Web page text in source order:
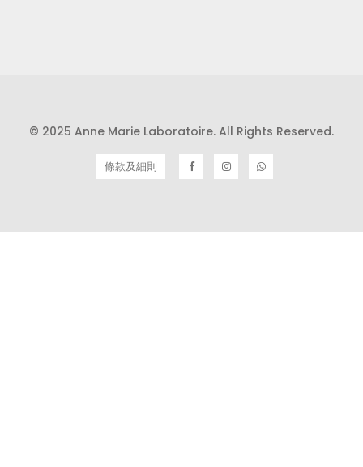
© 2025 Anne Marie Laboratoire. All Rights Reserved.
條款及細則